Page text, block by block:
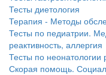
Тесты диетология
Терапия - Методы
Тесты по педиатрии.
реактивность, аллергия
Тесты по неонатологии
Скорая помощь.